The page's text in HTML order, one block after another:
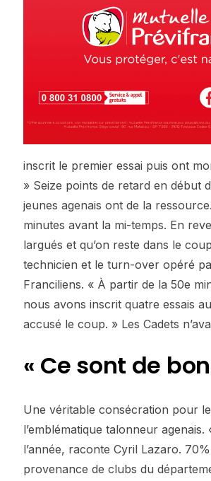
inscrit le premier essai puis ont
» Seize points de retard en début
jeunes agenais ont de la
minutes avant la mi-temps. En
largués et qu’on reste dans le
technicien et le turn-over opéré
Franciliens. « À partir de la 50e
nous avons inscrit quatre essais
accusé le coup. » Les Cadets
« Ce sont de
Une véritable consécration pour
l’emblématique talonneur agenais.
l’année, raconte Cyril Lazaro.
provenance de clubs du